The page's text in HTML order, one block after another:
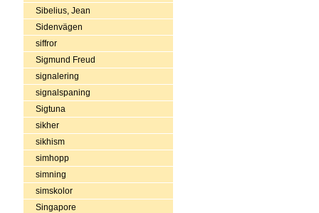
Sibelius, Jean
Sidenvägen
siffror
Sigmund Freud
signalering
signalspaning
Sigtuna
sikher
sikhism
simhopp
simning
simskolor
Singapore